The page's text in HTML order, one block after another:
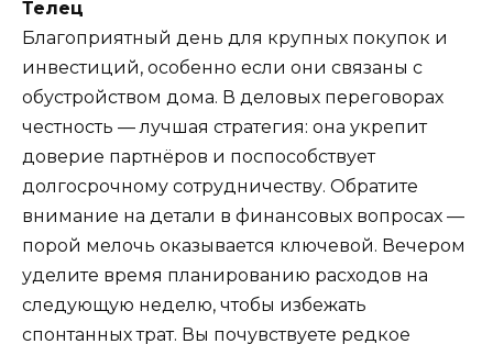
Телец
Благоприятный день для крупных покупок и
инвестиций, особенно если они связаны с
обустройством дома. В деловых переговорах
честность — лучшая стратегия: она укрепит
доверие партнёров и поспособствует
долгосрочному сотрудничеству. Обратите
внимание на детали в финансовых вопросах —
порой мелочь оказывается ключевой. Вечером
уделите время планированию расходов на
следующую неделю, чтобы избежать
спонтанных трат. Вы почувствуете редкое